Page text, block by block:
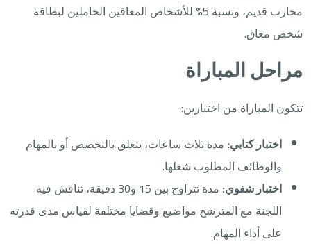
محارب قديم، ونسبة 5% للأشخاص المعاقين الحاملين لبطاقة
شخص معاق.
مراحل المباراة
تتكون المباراة من اختبارين:
اختبار كتابي: مدة ثلاث ساعات، يتعلق بالتخصص أو بالمهام
والوظائف المطلوب شغلها.
اختبار شفوي:
مدة تتراوح بين 15 و30 دقيقة، تناقش فيه
اللجنة مع المترشح مواضيع وقضايا مختلفة لقياس مدى قدرته
على أداء المهام.